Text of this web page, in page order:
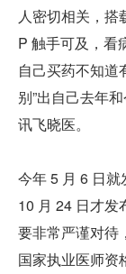
人密切相关，搭
P 触手可及，看
自己买药不知道
别”出自己去年
讯飞晓医。
今年 5 月 6 日
10 月 24 日才发
要非常严谨对待
国家执业医师资